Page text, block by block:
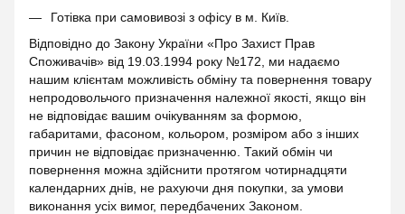
Готівка при самовивозі з офісу в м. Київ.
Відповідно до Закону України «Про Захист Прав
Споживачів» від 19.03.1994 року №172, ми надаємо
нашим клієнтам можливість обміну та повернення товару
непродовольчого призначення належної якості, якщо він
не відповідає вашим очікуванням за формою,
габаритами, фасоном, кольором, розміром або з інших
причин не відповідає призначенню. Такий обмін чи
повернення можна здійснити протягом чотирнадцяти
календарних днів, не рахуючи дня покупки, за умови
виконання усіх вимог, передбачених Законом.